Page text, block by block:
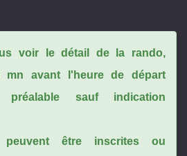
voir le détail de la rando,
mn avant l'heure de départ
préalable sauf indication
peuvent être inscrites ou